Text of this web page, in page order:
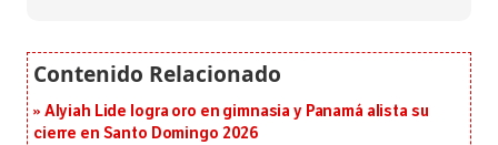
Alyiah Lide logra oro en gimnasia y Panamá alista su
cierre en Santo Domingo 2026